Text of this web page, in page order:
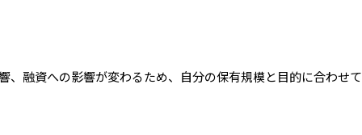
、融資への影響が変わるため、自分の保有規模と目的に合わせ